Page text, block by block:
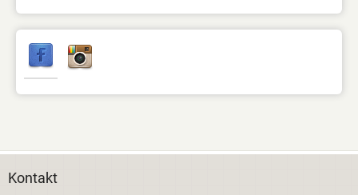
Kontakt